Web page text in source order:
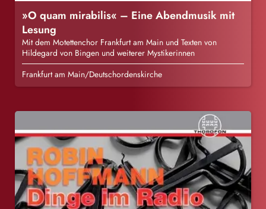
»O quam mirabilis« – Eine Abendmusik mit
Lesung
Mit dem Motettenchor Frankfurt am Main und Texten von
Hildegard von Bingen und weiterer Mystikerinnen
Frankfurt am Main/Deutschordenskirche